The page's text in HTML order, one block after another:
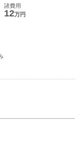
諸費用
12万円